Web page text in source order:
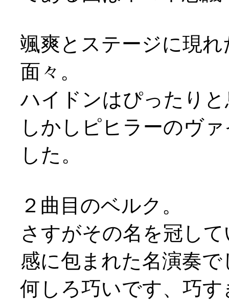
颯爽とステージに現
面々。
ハイドンはぴったり
しかしピヒラーのヴ
した。
２曲目のベルク。
さすがその名を冠し
感に包まれた名演奏で
何しろ巧いです、巧